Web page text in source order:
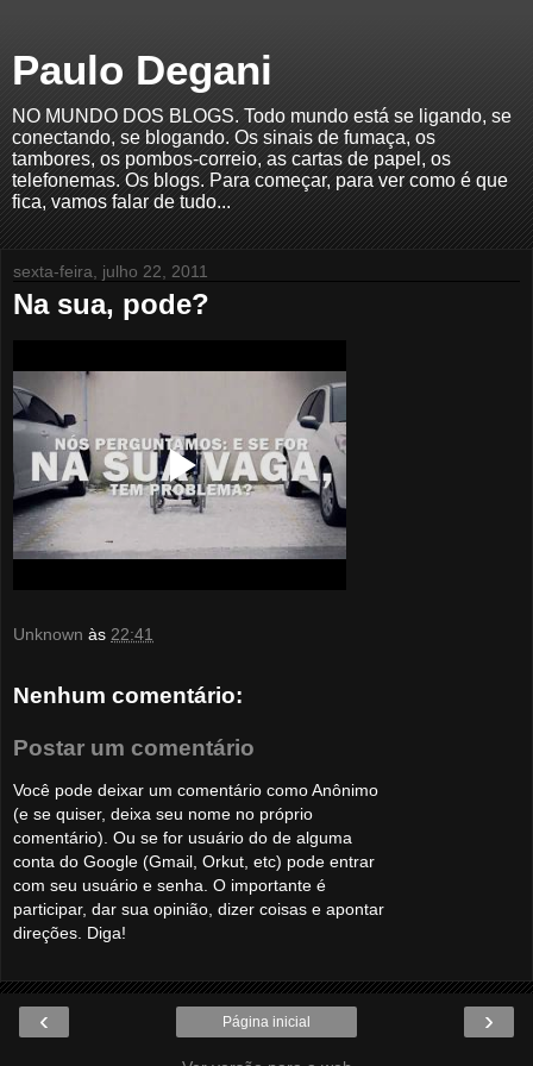
Paulo Degani
NO MUNDO DOS BLOGS. Todo mundo está se ligando, se
conectando, se blogando. Os sinais de fumaça, os
tambores, os pombos-correio, as cartas de papel, os
telefonemas. Os blogs. Para começar, para ver como é que
fica, vamos falar de tudo...
sexta-feira, julho 22, 2011
Na sua, pode?
Unknown às 22:41
Nenhum comentário:
Postar um comentário
Você pode deixar um comentário como Anônimo
(e se quiser, deixa seu nome no próprio
comentário). Ou se for usuário do de alguma
conta do Google (Gmail, Orkut, etc) pode entrar
com seu usuário e senha. O importante é
participar, dar sua opinião, dizer coisas e apontar
direções. Diga!
‹ ›
Página inicial